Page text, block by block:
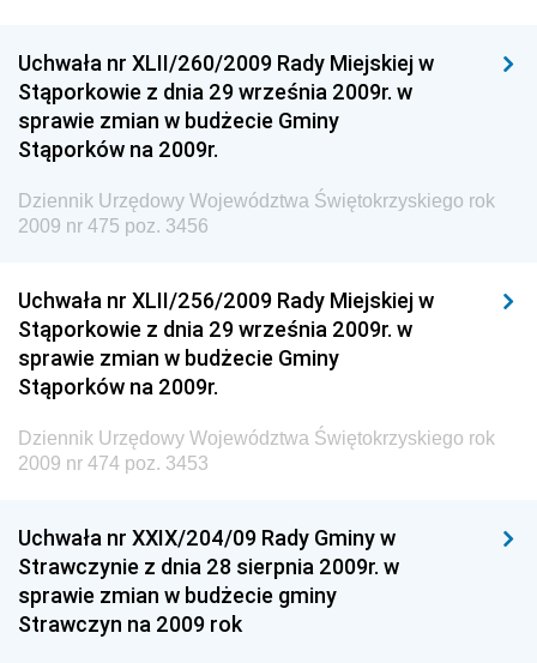
Dziennik Urzędowy Ministra Spraw Zagranicznych
Dziennik Urzędowy Centralnego Biura
Antykorupcyjnego
Wewnętrznego
Dziennik Urzędowy Urzędu Patentowego
Dziennik Urzędowy Generalnej Dyrekcji Dróg
Krajowych i Autostrad
Dziennik Urzędowy Ministra Środowiska
Dziennik Urzędowy Ministra Edukacji
Dziennik Urzędowy Ministra Przemysłu
Dziennik Urzędowy Ministra Finansów i Gospodarki
Dziennik Urzędowy Ministra do Spraw Unii
Uchwała nr XLII/260/2009 Rady Miejskiej w
Stąporkowie z dnia 29 września 2009r. w
sprawie zmian w budżecie Gminy
Stąporków na 2009r.
Dziennik Urzędowy Województwa Świętokrzyskiego rok
2009 nr 475 poz. 3456
Uchwała nr XLII/256/2009 Rady Miejskiej w
Stąporkowie z dnia 29 września 2009r. w
sprawie zmian w budżecie Gminy
Stąporków na 2009r.
Dziennik Urzędowy Województwa Świętokrzyskiego rok
2009 nr 474 poz. 3453
Uchwała nr XXIX/204/09 Rady Gminy w
Strawczynie z dnia 28 sierpnia 2009r. w
sprawie zmian w budżecie gminy
Strawczyn na 2009 rok